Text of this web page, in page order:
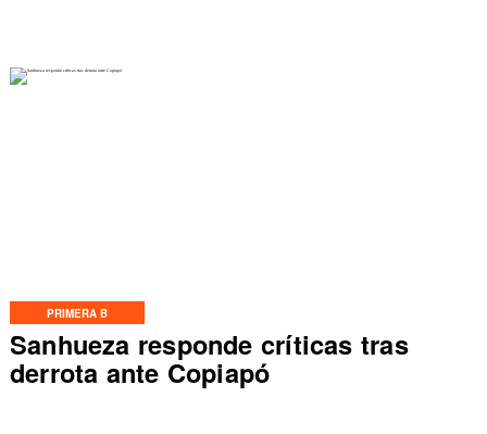
PRIMERA B
Sanhueza responde críticas tras
derrota ante Copiapó